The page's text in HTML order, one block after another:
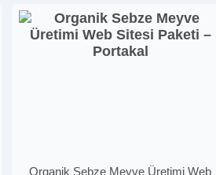
Organik Sebze Meyve Üretimi Web